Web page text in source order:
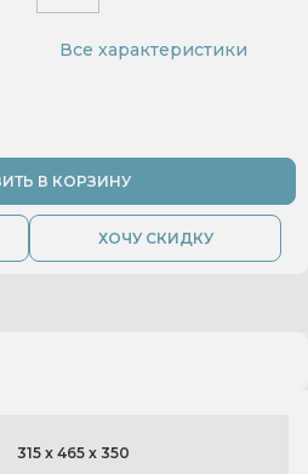
Все характеристики
В КОРЗИНУ
ХОЧУ СКИДКУ
315 x 465 x 350